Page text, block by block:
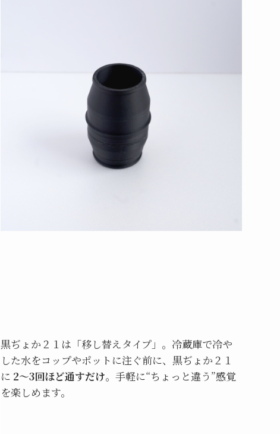
黒ぢょか２１は「移し替えタイプ」。冷蔵庫で冷や
した水をコップやポットに注ぐ前に、黒ぢょか２１
に 2〜3回ほど通すだけ。手軽に“ちょっと違う”感覚
を楽しめます。